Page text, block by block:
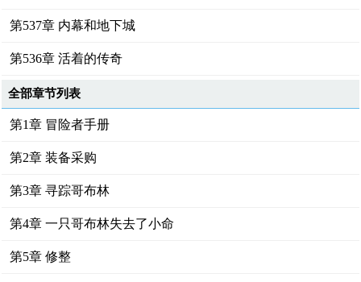
第537章 内幕和地下城
第536章 活着的传奇
全部章节列表
第1章 冒险者手册
第2章 装备采购
第3章 寻踪哥布林
第4章 一只哥布林失去了小命
第5章 修整